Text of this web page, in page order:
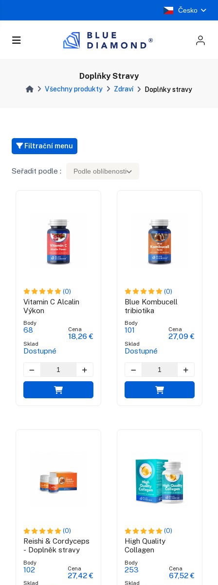
Česko
Doplňky Stravy
Všechny produkty Zdraví Doplňky stravy
Filtrační menu
Seřadit podle : Podle oblíbenosti
(0)
Vitamin C Alcalin
Výkon
Body
68
Sklad
Dostupné
Cena
18,26 €
(0)
Blue Kombucell
tribiotika
Body
101
Sklad
Dostupné
Cena
27,09 €
(0)
Reishi & Cordyceps
- Doplněk stravy
Body
102
Sklad
Cena
27,42 €
(0)
High Quality
Collagen
Body
253
Sklad
Cena
67,52 €